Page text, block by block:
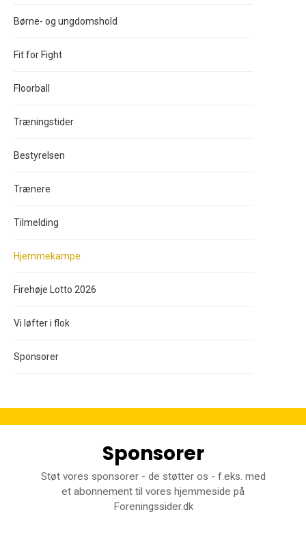
Børne- og ungdomshold
Fit for Fight
Floorball
Træningstider
Bestyrelsen
Trænere
Tilmelding
Hjemmekampe
Firehøje Lotto 2026
Vi løfter i flok
Sponsorer
Sponsorer
Støt vores sponsorer - de støtter os - f.eks. med
et abonnement til vores hjemmeside på
Foreningssider.dk